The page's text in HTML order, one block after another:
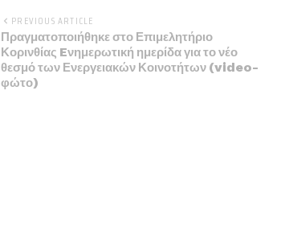
PREVIOUS ARTICLE
Πραγματοποιήθηκε στο Επιμελητήριο
Κορινθίας Eνημερωτική ημερίδα για το νέο
θεσμό των Ενεργειακών Κοινοτήτων (video-
φώτο)